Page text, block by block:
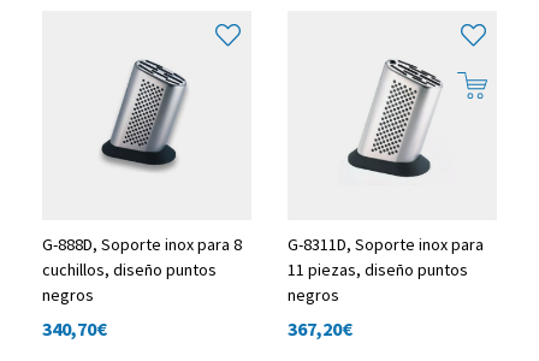
G-888D, Soporte inox para 8
cuchillos, diseño puntos
negros
340,70€
G-8311D, Soporte inox para
11 piezas, diseño puntos
negros
367,20€